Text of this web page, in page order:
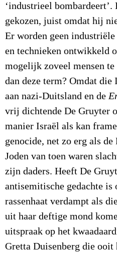
‘industrieel
gekozen, juist omdat hij
Er worden geen industriële
en technieken ontwikkeld
mogelijk zoveel mensen te
dan deze term? Omdat
aan nazi-Duitsland en de
vrij dichtende De Gruyter
manier Israël als kan
genocide, net zo erg als
Joden van toen waren
zijn daders. Heeft De
antisemitische gedachte is
rassenhaat verdampt als
uit haar deftige mond
uitspraak op het
Gretta Duisenberg die